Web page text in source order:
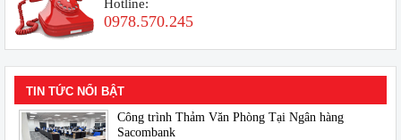
Hotline:
0978.570.245
TIN TỨC NỔI BẬT
Công trình Thảm Văn Phòng Tại Ngân hàng
Sacombank